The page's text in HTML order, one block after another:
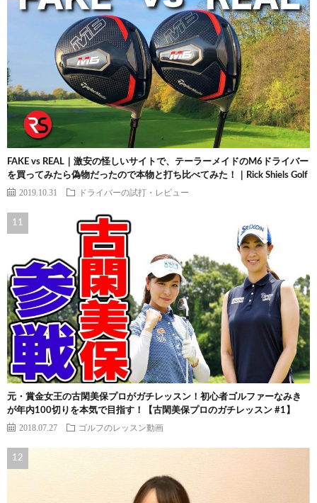
FAKE vs REAL｜激安の怪しいサイトで、テーラーメイドのM6ドライバー
を買ってみたら偽物だったので本物と打ち比べてみた！｜Rick Shiels Golf
2019.10.31 ドライバーの試打・レビュー
元・賞金女王の古閑美保プロがガチレッスン！初心者ゴルファーなみき
が年内100切りを本気で目指す！【古閑美保プロのガチレッスン #1】
2018.07.27 ゴルフのレッスン動画